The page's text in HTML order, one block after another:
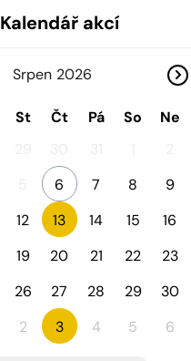
Kalendář akcí
Srpen
St Čt Pá So
Ne
6 7 8
9
12 13 14 15
16
19 20 21 22
23
26 27 28 29
30
2 3 4 5 6